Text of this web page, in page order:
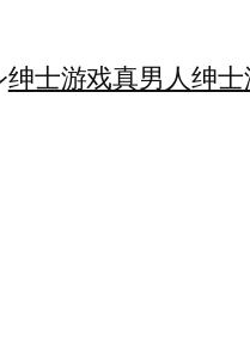
绅士游戏真男人绅